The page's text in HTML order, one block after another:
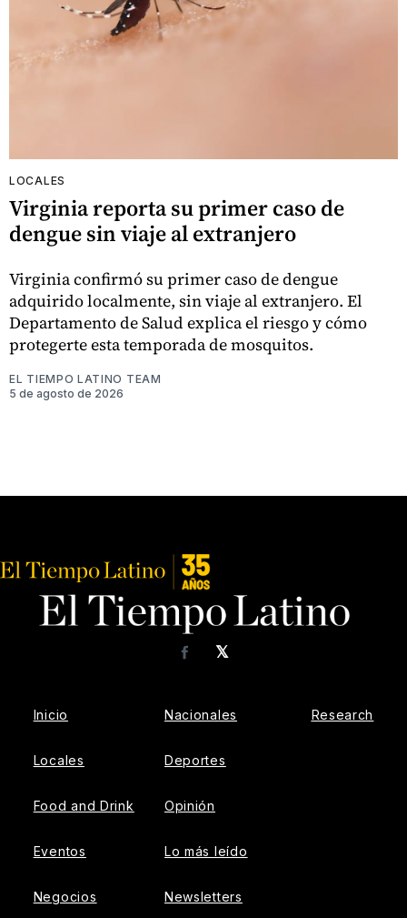
LOCALES
Virginia reporta su primer caso de
dengue sin viaje al extranjero
Virginia confirmó su primer caso de dengue
adquirido localmente, sin viaje al extranjero. El
Departamento de Salud explica el riesgo y cómo
protegerte esta temporada de mosquitos.
EL TIEMPO LATINO TEAM
5 de agosto de 2026
𝕏
Facebook
Inicio
Locales
Food and Drink
Eventos
Negocios
Nacionales
Deportes
Opinión
Lo más leído
Newsletters
Research